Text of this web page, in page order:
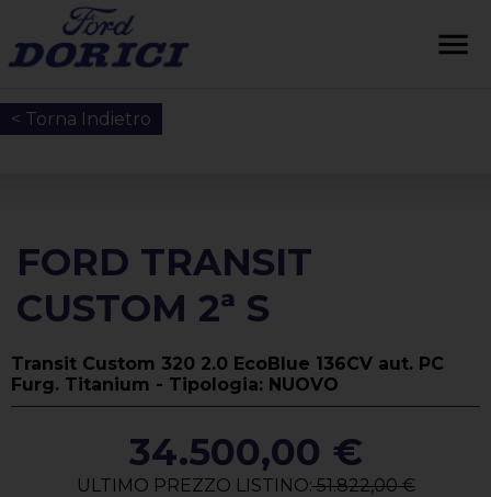
< Torna Indietro
FORD TRANSIT
CUSTOM 2ª S
Transit Custom 320 2.0 EcoBlue 136CV aut. PC
Furg. Titanium - Tipologia: NUOVO
34.500,00 €
ULTIMO PREZZO LISTINO:51.822,00 €